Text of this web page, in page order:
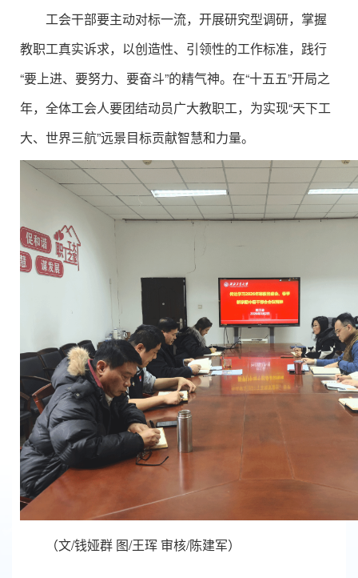
工会干部要主动对标一流，开展研究型调研，掌握
教职工真实诉求，以创造性、引领性的工作标准，践行
“要上进、要努力、要奋斗”的精气神。在“十五五”开局之
年，全体工会人要团结动员广大教职工，为实现“天下工
大、世界三航”远景目标贡献智慧和力量。
（文/钱娅群 图/王珲 审核/陈建军）